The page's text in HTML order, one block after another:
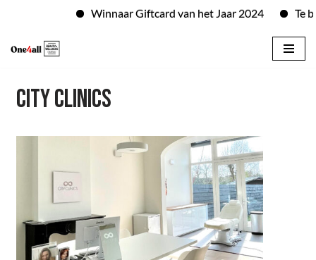
Winnaar Giftcard van het Jaar 2024 Te
content
CITY CLINICS